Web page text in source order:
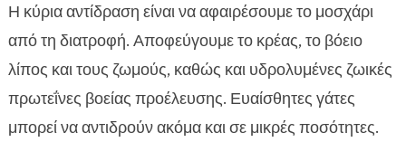
Η κύρια αντίδραση είναι να αφαιρέσουμε το μοσχάρι
από τη διατροφή. Αποφεύγουμε το κρέας, το βόειο
λίπος και τους ζωμούς, καθώς και υδρολυμένες ζωικές
πρωτεΐνες βοείας προέλευσης. Ευαίσθητες γάτες
μπορεί να αντιδρούν ακόμα και σε μικρές ποσότητες.